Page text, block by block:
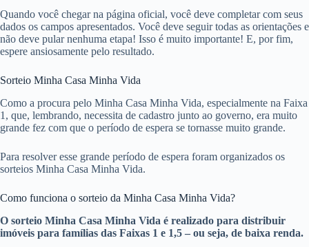
Quando você chegar na página oficial, você deve completar com seus
dados os campos apresentados. Você deve seguir todas as orientações e
não deve pular nenhuma etapa! Isso é muito importante! E, por fim,
espere ansiosamente pelo resultado.
Sorteio Minha Casa Minha Vida
Como a procura pelo Minha Casa Minha Vida, especialmente na Faixa
1, que, lembrando, necessita de cadastro junto ao governo, era muito
grande fez com que o período de espera se tornasse muito grande.
Para resolver esse grande período de espera foram organizados os
sorteios Minha Casa Minha Vida.
Como funciona o sorteio da Minha Casa Minha Vida?
O sorteio Minha Casa Minha Vida é realizado para distribuir
imóveis para famílias das Faixas 1 e 1,5 – ou seja, de baixa renda.